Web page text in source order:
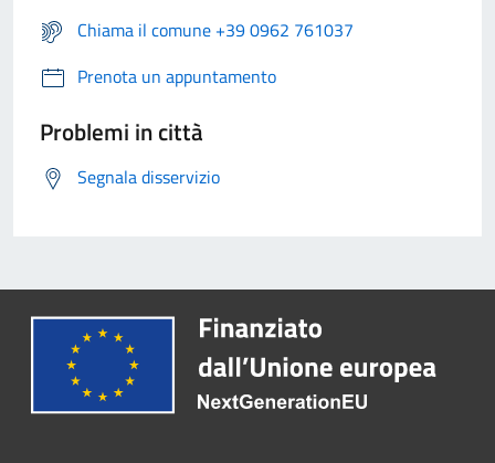
Chiama il comune +39 0962 761037
Prenota un appuntamento
Problemi in città
Segnala disservizio